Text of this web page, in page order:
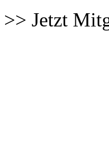
>> Jetzt